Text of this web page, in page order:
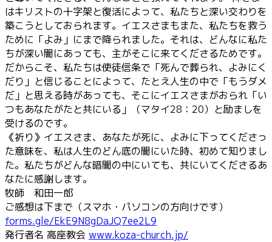
はキリストの十字架と復活によって、私たちと深い交わりを
築こうとしておられます。イエスさまもまた、私たちを救う
ために「よみ」にまで降られました。それは、どんなに私た
ちが深い闇にあっても、主がそこに来てくださるためです。
だからこそ、私たちは使徒信条で「死んで葬られ、よみにく
だり」と信じることによって、たとえ人生の中で「もうダメ
だ」と思える時があっても、そこにイエスさまがおられ「い
つもあなたがたと共にいる」（マタイ28：20）と励ましを
受けるのです。
《祈り》イエスさま、あなたが死に、よみに下ってくださっ
た意味を、私は人生のどん底の闇にいた時、初めて知りまし
た。私たちがどんな暗闇の中にいても、共にいてくださるあ
なたに感謝します。
牧師 和田一郎
ご感想は下まで（スマホ・パソコンの方向けです）
forms.gle/EkE9N8gDaJQ7ee2L9
発行者名 高座教会 www.koza-church.jp/